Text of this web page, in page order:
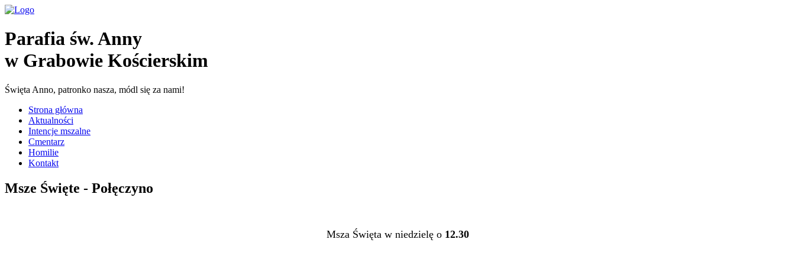
Parafia św. Anny
w Grabowie Kościerskim
Święta Anno, patronko nasza, módl się za nami!
Strona główna
Aktualności
Intencje mszalne
Cmentarz
Homilie
Kontakt
Msze Święte - Połęczyno
Msza Święta w niedzielę o 12.30